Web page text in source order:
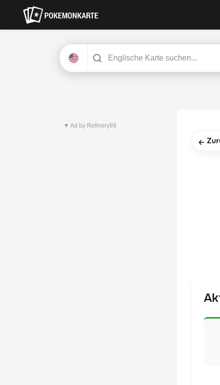
▼ Ad by Refinery89
←